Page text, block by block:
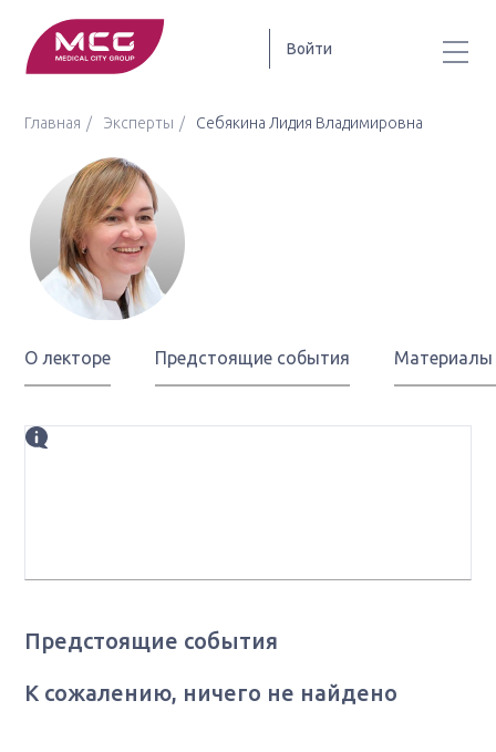
Войти
Главная Эксперты Себякина Лидия Владимировна
О лекторе Предстоящие события Материалы
Предстоящие события
К сожалению, ничего не найдено